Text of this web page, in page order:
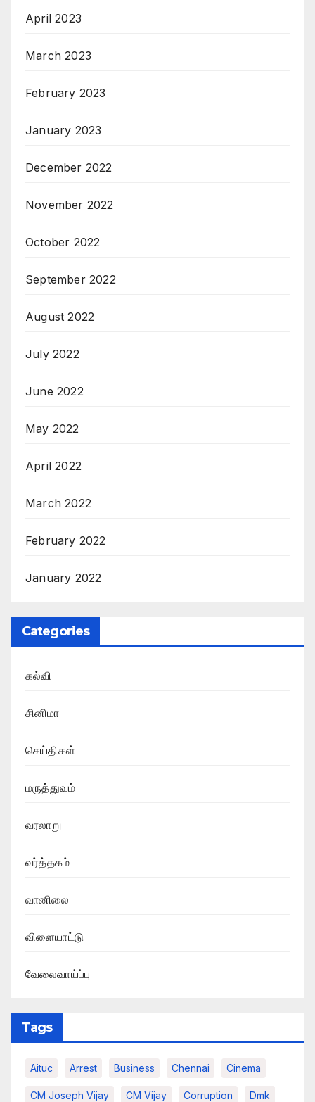
April 2023
March 2023
February 2023
January 2023
December 2022
November 2022
October 2022
September 2022
August 2022
July 2022
June 2022
May 2022
April 2022
March 2022
February 2022
January 2022
Categories
கல்வி
சினிமா
செய்திகள்
மருத்துவம்
வரலாறு
வர்த்தகம்
வானிலை
விளையாட்டு
வேலைவாய்ப்பு
Tags
Aituc Arrest Business Chennai Cinema
CM Joseph Vijay CM Vijay Corruption Dmk